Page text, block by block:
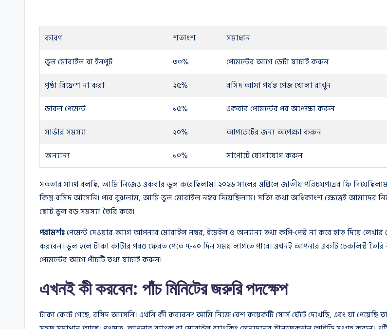
কারণ শতাংশ
সমাধান
ভুল মোবাইল বা ইনপুট
৩০%
পেমেন্টের আগে ডেটা যাচাই করুন
পৃষ্ঠা রিফ্রেশ না করা
২৫%
রসিদ আসা পর্যন্ত পেজ খোলা রাখুন
ডাবল পেমেন্ট
১৫%
একবার পেমেন্টের পর অপেক্ষা করুন
সার্ভার সমস্যা
২০%
আপডেটের জন্য অপেক্ষা করুন
অন্যান্য
১০% সাপোর্টে যোগাযোগ করুন
সততার সাথে বলছি, আমি নিজেও একবার ভুল করেছিলাম। ২০২৬ সালের এপ্রিলে জাতীয় পরিচয়পত্রের ফি
কিন্তু রসিদ আসেনি। পরে বুঝলাম, আমি ভুল মোবাইল নম্বর দিয়েছিলাম। সত্যি কথা অধিকাংশ ক্ষেত্রেই আমাদের
ছোট ভুল বড় সমস্যা তৈরি করে।
পরামর্শঃপেমেন্ট দেওয়ার আগে আপনার মোবাইল নম্বর, ইমেইল ও অন্যান্য তথ্য কপি-পেস্ট না করে হাত দিয়ে লেখার
করবেন। ভুল হলে টাকা কাটার পরও ফেরত পেতে ৭-১০ দিন সময় লাগতে পারে। এখনই আপনার একটি চেকলিস্ট
পেমেন্টের আগে পাঁচটি তথ্য যাচাই করুন।
এখনই কী করবেন: পাঁচ মিনিটের জরুরি পদক্ষেপ
টাকা কেটে গেছে, রসিদ আসেনি। এখনি কী করবেন? আমি নিজে বেশ কয়েকটি সোর্স ঘেঁটে দেখেছি, এবং যা পেয়েছি